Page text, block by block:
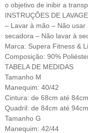
o objetivo de inibir a
INSTRUÇÕES DE
– Lavar à mão – Não
secadora – Não lavar à
Marca: Supera Fitness &
Composição: 90%
TABELA DE MEDIDAS
Tamanho M
Manequim: 40/42
Cintura: de 68cm até 84cm
Quadril: de 84cm até 94cm
Tamanho G
Manequim: 42/44